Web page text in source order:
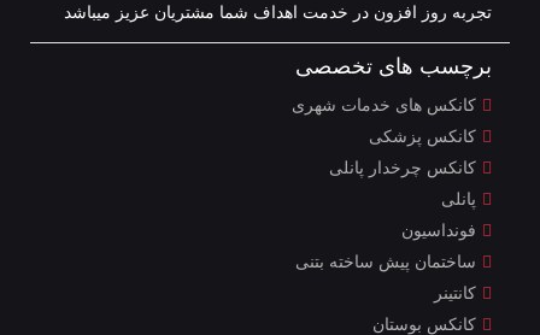
تجربه روز افزون در خدمت اهداف شما مشتریان عزیز میباشد
برچسب های تخصصی
کانکس های خدمات شهری
کانکس پزشکی
کانکس چرخدار پانلی
پانلی
فونداسیون
ساختمان پیش ساخته بتنی
کانتینر
کانکس بوستان